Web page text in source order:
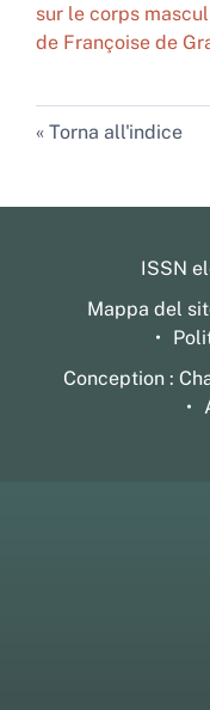
sur le corps
de Françoise de
Torna all'indice
ISSN
Mappa del
Conception :